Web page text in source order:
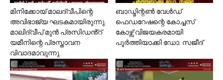
മിനിക്കോയ് മാലദ്വീപിന്റെ
അവിഭാജ്യ ഘടകമായിരുന്നു.
മാലിദ്വീപ് മുൻ പ്രസിഡൻ്റ്
യമീനിന്റെ പ്രസ്താവന
വിവാദമാവുന്നു.
ബാഡ്മിന്റൺ വേൾഡ്
ഫെഡറേഷന്റെ കോച്ചസ്
കോഴ്സ് വിജയകരമായി
പൂർത്തിയാക്കി ഡോ. സജീദ്